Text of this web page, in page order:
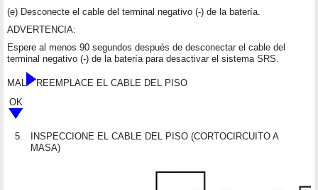
(e) Desconecte el cable del terminal negativo (-) de la batería.
ADVERTENCIA:
Espere al menos 90 segundos después de desconectar el cable del
terminal negativo (-) de la batería para desactivar el sistema SRS.
MAL
REEMPLACE EL CABLE DEL PISO
OK
5.
INSPECCIONE EL CABLE DEL PISO (CORTOCIRCUITO A
MASA)